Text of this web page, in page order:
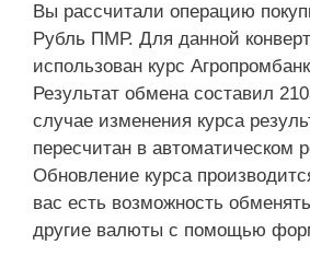
Вы рассчитали операцию
Рубль ПМР. Для данной
использован курс
Результат обмена составил
случае изменения курса
пересчитан в автоматическом
Обновление курса
вас есть возможность
другие валюты с помощью